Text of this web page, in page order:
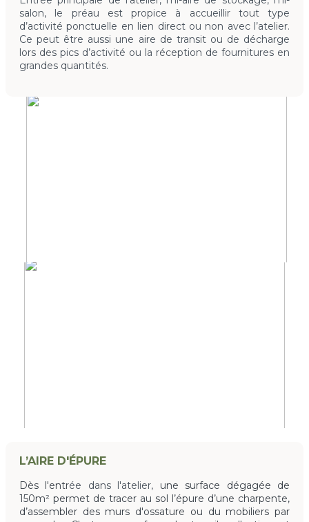
salon, le préau est propice à accueillir tout type
d’activité ponctuelle en lien direct ou non avec l’atelier.
Ce peut être aussi une aire de transit ou de décharge
lors des pics d’activité ou la réception de fournitures en
grandes quantités.
L’AIRE D'ÉPURE
Dès l'entrée dans l'atelier, une surface dégagée de
150m² permet de tracer au sol l’épure d’une charpente,
d’assembler des murs d'ossature ou du mobiliers par